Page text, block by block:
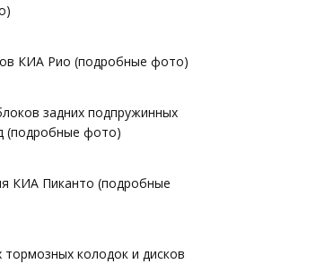
КИА Рио (подробные фото)
задних подпружинных
(подробные фото)
КИА Пиканто (подробные
тормозных колодок и дисков